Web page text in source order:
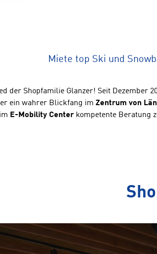
Miete top Ski und
der Shopfamilie Glanzer! Seit Dezember
ein wahrer Blickfang im Zentrum von
E-Mobility Center kompetente Beratung